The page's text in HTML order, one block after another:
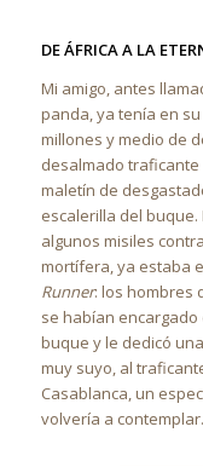
DE ÁFRICA A LA
Mi amigo, antes
panda, ya tenía en
millones y medio de
desalmado
maletín de
escalerilla del
algunos misiles
mortífera, ya estaba
Runner: los hombres
se habían encargado
buque y le dedicó
muy suyo, al
Casablanca, un
volvería a contemplar.